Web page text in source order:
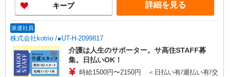
キープ 詳細を見る
派遣社員
株式会社kotrio /●UT-H-2099817
介護は人生のサポーター。サ高住STAFF募
集。日払いOK！
時給1500円〜2150円 ＜日払い有/週払い有/交